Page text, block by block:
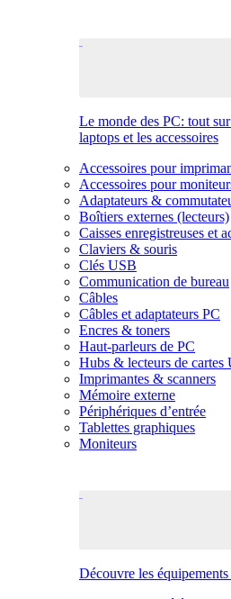
Le monde des PC: tout
laptops et les accessoires
Accessoires pour
Accessoires pour
Adaptateurs &
Boîtiers externes (lecteurs)
Caisses enregistreuses et
Claviers & souris
Clés USB
Communication de bureau
Câbles
Câbles et adaptateurs PC
Encres & toners
Haut-parleurs de PC
Hubs & lecteurs de cartes
Imprimantes & scanners
Mémoire externe
Périphériques d’entrée
Tablettes graphiques
Moniteurs
Découvre les